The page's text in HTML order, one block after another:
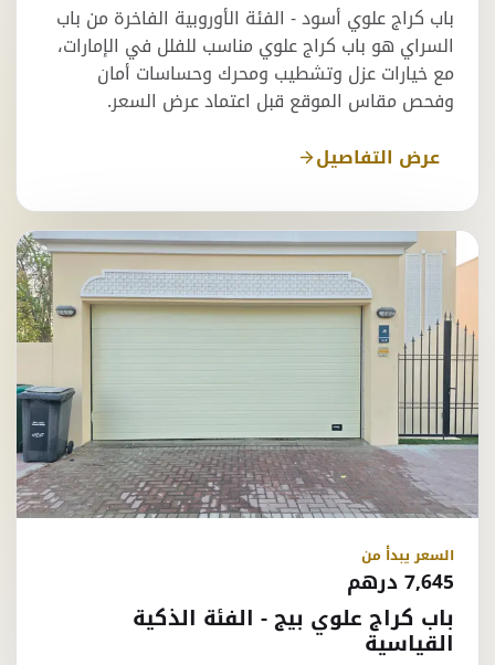
باب كراج علوي أسود - الفئة الأوروبية الفاخرة من باب
السراي هو باب كراج علوي مناسب للفلل في الإمارات،
مع خيارات عزل وتشطيب ومحرك وحساسات أمان
وفحص مقاس الموقع قبل اعتماد عرض السعر.
عرض التفاصيل
السعر يبدأ من
7,645 درهم
باب كراج علوي بيج - الفئة الذكية
القياسية